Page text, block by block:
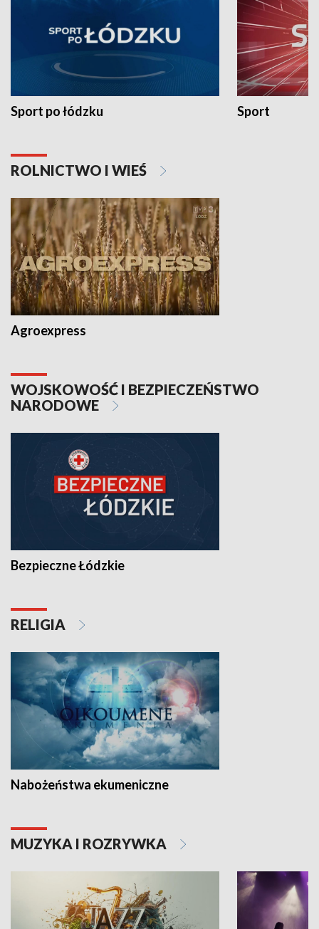
Sport po łódzku Sport
ROLNICTWO I WIEŚ
Agroexpress
WOJSKOWOŚĆ I BEZPIECZEŃSTWO
NARODOWE
Bezpieczne Łódzkie
RELIGIA
Nabożeństwa ekumeniczne
MUZYKA I ROZRYWKA